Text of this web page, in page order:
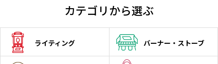
カテゴリから選ぶ
ライティング バーナー・ストーブ